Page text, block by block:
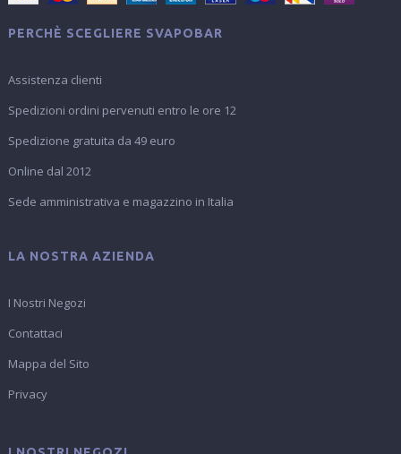
PERCHÈ SCEGLIERE SVAPOBAR
Assistenza clienti
Spedizioni ordini pervenuti entro le ore 12
Spedizione gratuita da 49 euro
Online dal 2012
Sede amministrativa e magazzino in Italia
LA NOSTRA AZIENDA
I Nostri Negozi
Contattaci
Mappa del Sito
Privacy